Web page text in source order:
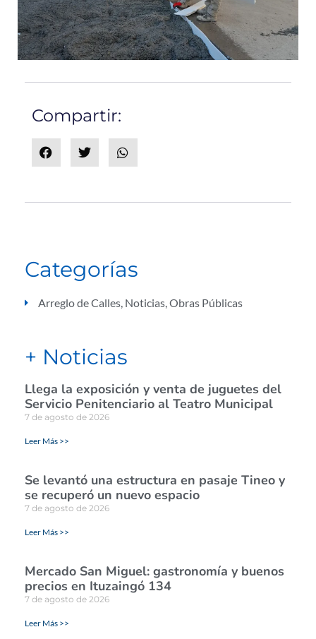
Compartir:
Categorías
Arreglo de Calles, Noticias,Obras Públicas
+ Noticias
Llega la exposición y venta de juguetes del
Servicio Penitenciario al Teatro Municipal
7 de agosto de 2026
Leer Más >>
Se levantó una estructura en pasaje Tineo y
se recuperó un nuevo espacio
7 de agosto de 2026
Leer Más >>
Mercado San Miguel: gastronomía y buenos
precios en Ituzaingó 134
7 de agosto de 2026
Leer Más >>